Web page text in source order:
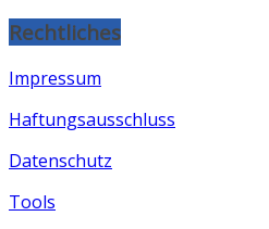
Rechtliches
Impressum
Haftungsausschluss
Datenschutz
Tools